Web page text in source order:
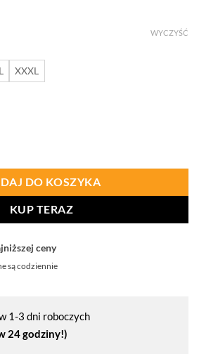
XXXL
WYCZYŚĆ
DO KOSZYKA
KUP TERAZ
ceny
są codziennie
1-3 dni roboczych
24 godziny!)